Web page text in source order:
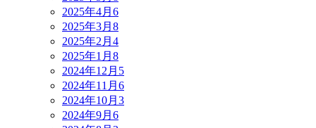
2025年4月 6
2025年3月 8
2025年2月 4
2025年1月 8
2024年12月 5
2024年11月 6
2024年10月 3
2024年9月 6